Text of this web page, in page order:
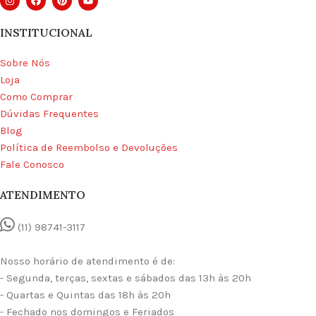
INSTITUCIONAL
Sobre Nós
Loja
Como Comprar
Dúvidas Frequentes
Blog
Política de Reembolso e Devoluções
Fale Conosco
ATENDIMENTO
(11) 98741-3117
Nosso horário de atendimento é de:
- Segunda, terças, sextas e sábados das 13h às 20h
- Quartas e Quintas das 18h às 20h
- Fechado nos domingos e Feriados